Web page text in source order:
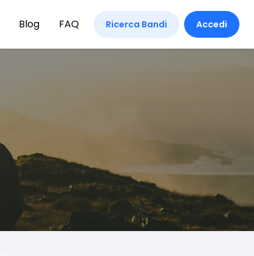
Blog FAQ Ricerca Bandi Accedi